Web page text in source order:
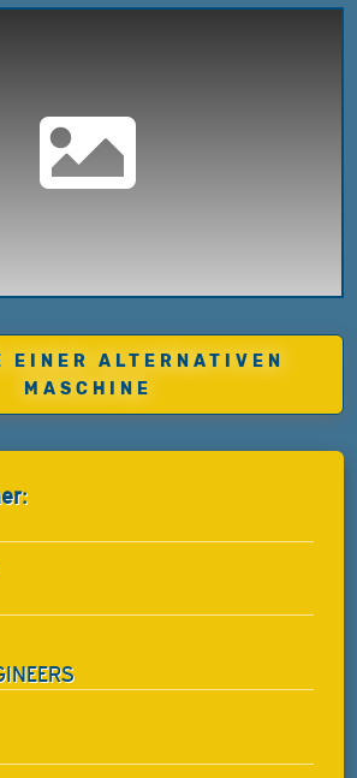
EINER ALTERNATIVEN
MASCHINE